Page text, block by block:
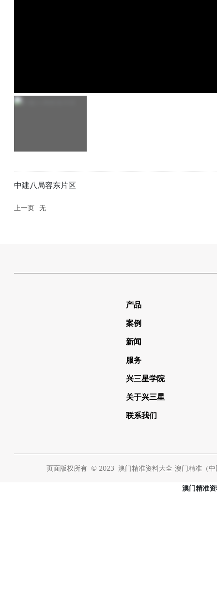
中建八局容东片区
上一页 无
产品
案例
新闻
服务
兴三星学院
关于兴三星
联系我们
页面版权所有 © 2023 澳门精准资料大全-澳门精准
澳门精准